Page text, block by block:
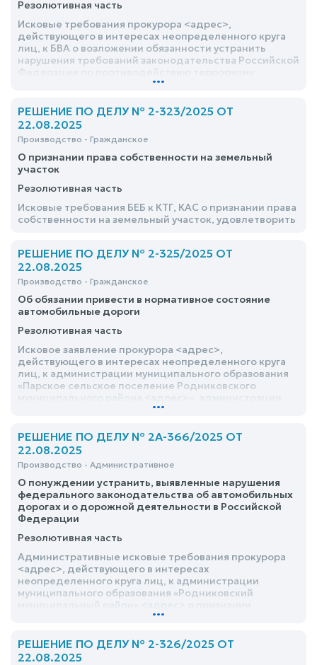
Резолютивная часть
Исковые требования прокурора <адрес>,
действующего в интересах неопределенного круга
лиц, к БВА о возложении обязанности устранить
нарушения требований законодательства Российской
Федерации по противодействию терроризму
...
РЕШЕНИЕ ПО ДЕЛУ № 2-323/2025 ОТ
22.08.2025
Производство - Гражданское
О признании права собственности на земельный
участок
Резолютивная часть
Исковые требования БЕБ к КТГ, КАС о признании права
собственности на земельный участок, удовлетворить
РЕШЕНИЕ ПО ДЕЛУ № 2-325/2025 ОТ
22.08.2025
Производство - Гражданское
Об обязании привести в нормативное состояние
автомобильные дороги
Резолютивная часть
Исковое заявление прокурора <адрес>,
действующего в интересах неопределенного круга
лиц, к администрации муниципального образования
«Парское сельское поселение Родниковского
Родниковского муниципального района <адрес> об
автомобильные дороги, удовлетворить
...
РЕШЕНИЕ ПО ДЕЛУ № 2А-366/2025 ОТ
22.08.2025
Производство - Административное
О понуждении устранить, выявленные нарушения
федерального законодательства об автомобильных
дорогах и о дорожной деятельности в Российской
Федерации
Резолютивная часть
Административные исковые требования прокурора
<адрес>, действующего в интересах
неопределенного круга лиц, к администрации
муниципального образования «Родниковский
бездействия незаконным, понуждении устранить
законодательства об автомобильных дорогах и
дорожной деятельности,удовлетворить
...
РЕШЕНИЕ ПО ДЕЛУ № 2-326/2025 ОТ
22.08.2025